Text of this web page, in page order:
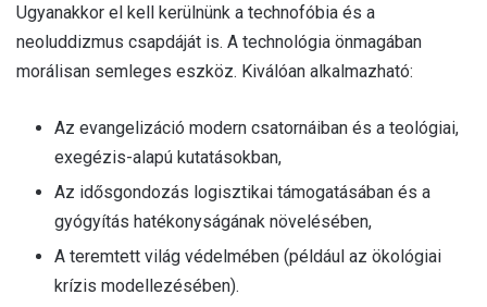
Ugyanakkor el kell kerülnünk a technofóbia és a
neoluddizmus csapdáját is. A technológia önmagában
morálisan semleges eszköz. Kiválóan alkalmazható:
Az evangelizáció modern csatornáiban és a teológiai,
exegézis-alapú kutatásokban,
Az idősgondozás logisztikai támogatásában és a
gyógyítás hatékonyságának növelésében,
A teremtett világ védelmében (például az ökológiai
krízis modellezésében).